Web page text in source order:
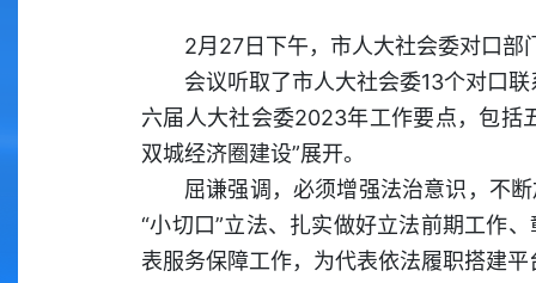
2月27日下午，市人大社会委对口部
会议听取了市人大社会委13个对口
六届人大社会委2023年工作要点，包括
双城经济圈建设”展开。
屈谦强调，必须增强法治意识，不
“小切口”立法、扎实做好立法前期工作
表服务保障工作，为代表依法履职搭建